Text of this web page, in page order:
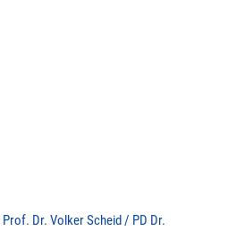
Dr. Volker Scheid / PD Dr.